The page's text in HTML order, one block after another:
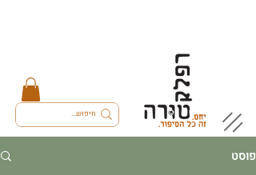
פוסט